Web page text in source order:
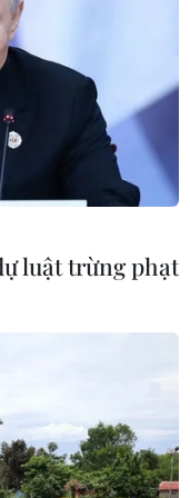
xe
luật trừng phạt